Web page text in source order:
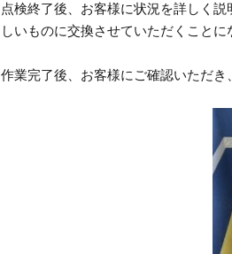
点検終了後、お客様に状況を詳しく
しいものに交換させていただくことに
作業完了後、お客様にご確認いただき